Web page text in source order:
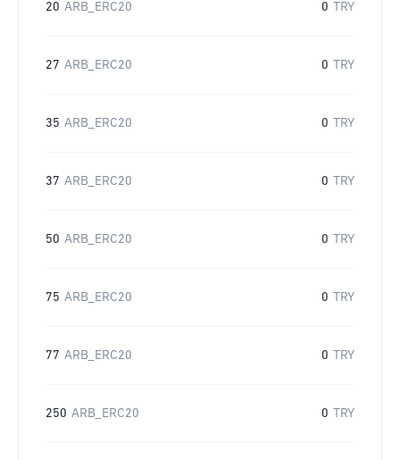
20 ARB_ERC20 0 TRY
27 ARB_ERC20 0 TRY
35 ARB_ERC20 0 TRY
37 ARB_ERC20 0 TRY
50 ARB_ERC20 0 TRY
75 ARB_ERC20 0 TRY
77 ARB_ERC20 0 TRY
250 ARB_ERC20 0 TRY